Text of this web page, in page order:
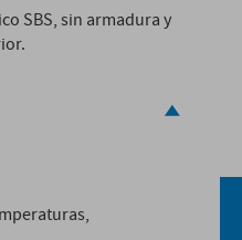
SBS, sin armadura y